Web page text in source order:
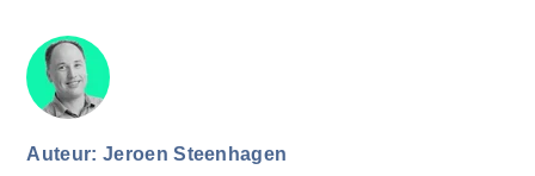
Auteur: Jeroen Steenhagen